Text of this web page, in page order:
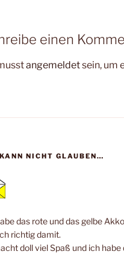
einen
angemeldetsein, um
NICHT GLAUBEN…
das rote und das gelbe
richtig damit.
doll viel Spaß und ich